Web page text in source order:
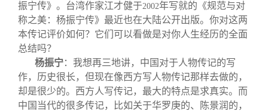
振宁传》。台湾作家江才健于2002年写就的《规范与对
称之美：杨振宁传》最近也在大陆公开出版。你对这两
本传记评价如何？它们可以看做是对你人生经历的全面
总结吗？
杨振宁：我想再三地讲，中国对于人物传记的写
作，历史很长，但现在像西方写人物传记那样去做的，
却是很少的。西方人写传记，最大的特点是求真实。而
中国当代的很多传记，比如关于华罗庚的、陈景润的，